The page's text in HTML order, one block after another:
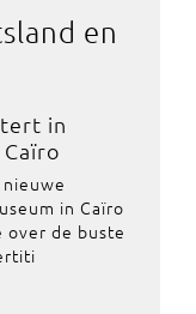
en
in
in Caïro
over de buste